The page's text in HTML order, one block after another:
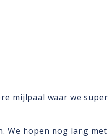
mijlpaal waar we
We hopen nog lang met